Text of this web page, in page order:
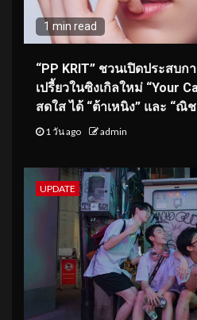
1 min read
“PP KRIT” ชวนเปิดประสบ
เปรี้ยวในซิงเกิลใหม่ “Your
สดใส ได้ “ต้าเหนิง” และ “ณิ
1 วัน ago admin
UPDATE